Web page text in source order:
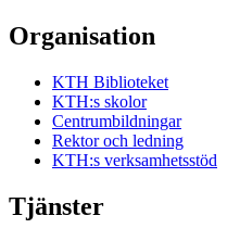
Organisation
KTH Biblioteket
KTH:s skolor
Centrumbildningar
Rektor och ledning
KTH:s verksamhetsstöd
Tjänster